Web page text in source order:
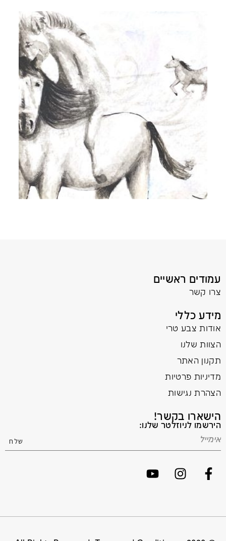
עמודים ראשיים
צרו קשר
מידע כללי
אודות צבע טרי
הצוות שלנו
תקנון האתר
מדיניות פרטיות
הצהרת נגישות
הישארו בקשר!
הירשמו לניוזלטר שלנו: